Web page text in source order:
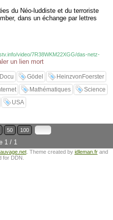
du Néo-luddiste et du terroriste
dans un échange par lettres
video/7R38WKM22XGG/das-netz-
un lien mort
Docu Gödel
HeinzvonFoerster
Mathématiques
Science
USA
50 100
1 / 1
. Theme created by idleman.frand
for DDN.